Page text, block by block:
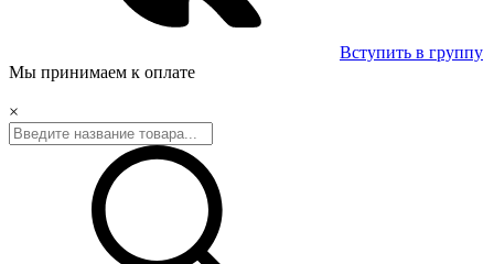
Вступить в группу
Мы принимаем к оплате
×